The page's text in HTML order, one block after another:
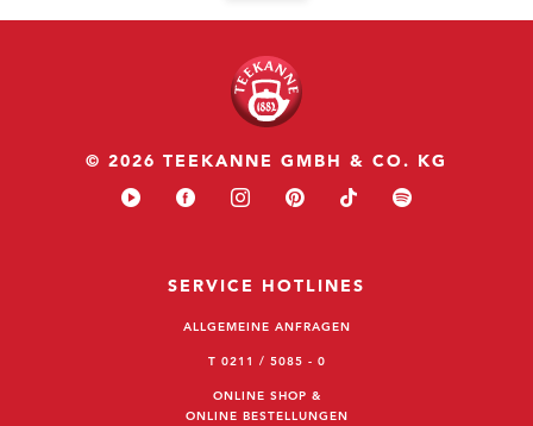
© 2026 TEEKANNE GMBH & CO. KG
SERVICE HOTLINES
ALLGEMEINE ANFRAGEN
T 0211 / 5085 - 0
ONLINE SHOP &
ONLINE BESTELLUNGEN